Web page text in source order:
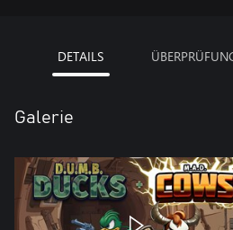
DETAILS
Galerie